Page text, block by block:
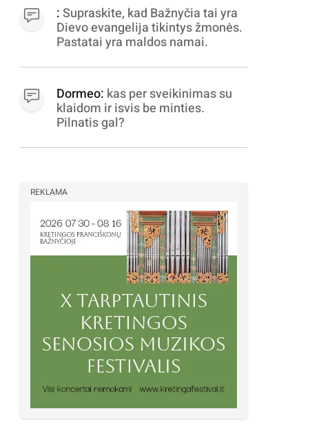
bereikalingas oro virpinimas,
ieškokit kur milijonus vagia
dujininkai, elektros aferistai,
stadionų statytojai Vilnuje
:Supraskite, kad Bažnyčia tai yra
Dievo evangelija tikintys žmonės.
Pastatai yra maldos namai.
Dormeo: kas per sveikinimas su
klaidom ir isvis be minties.
Pilnatis gal?
REKLAMA